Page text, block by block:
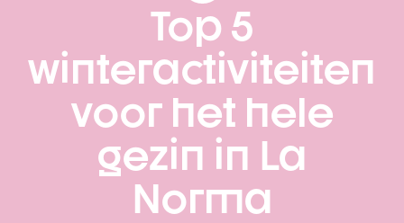
Top 5
winteractiviteiten
voor het hele
gezin in La
Norma